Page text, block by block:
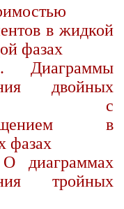
в жидкой
фазах
двойных
с
в
фазах
диаграммах
тройных